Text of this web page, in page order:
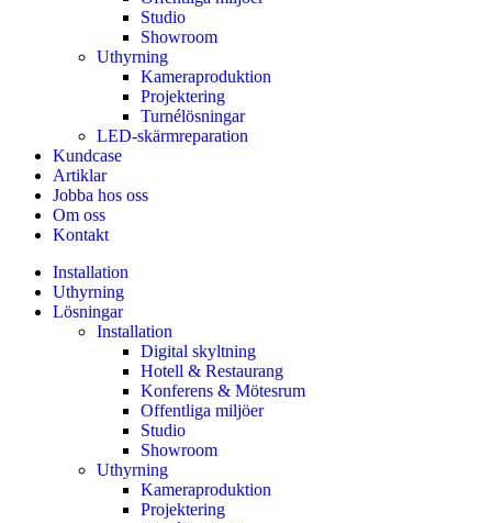
Studio
Showroom
Uthyrning
Kameraproduktion
Projektering
Turnélösningar
LED-skärmreparation
Kundcase
Artiklar
Jobba hos oss
Om oss
Kontakt
Installation
Uthyrning
Lösningar
Installation
Digital skyltning
Hotell & Restaurang
Konferens & Mötesrum
Offentliga miljöer
Studio
Showroom
Uthyrning
Kameraproduktion
Projektering